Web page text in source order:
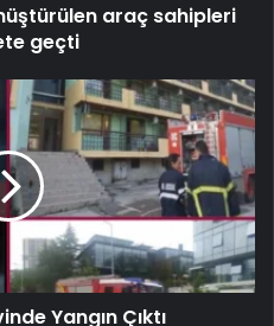
araç sahipleri
geçti
Yangın Çıktı